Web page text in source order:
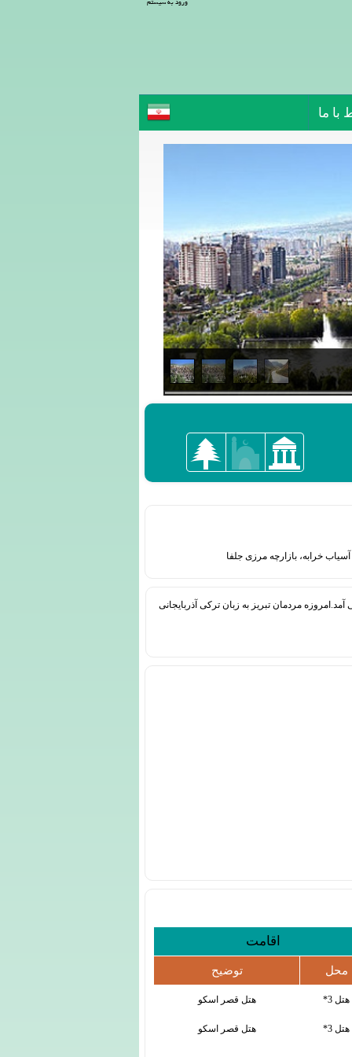
ورود به سیستم
با ما
خرابه، بازارچه مرزی جلفا
مردمان تبریز به زبان ترکی آذربایجانی
اقامت
محل توضیح
هتل 3* هتل قصر اسکو
هتل 3* هتل قصر اسکو